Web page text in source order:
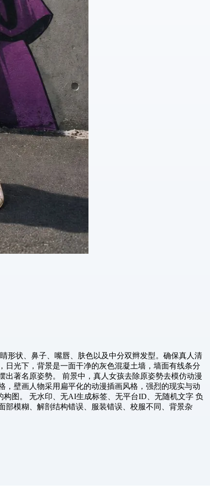
形状、鼻子、嘴唇、肤色以及中分双辫发型。确保真人清
光下，背景是一面干净的灰色混凝土墙，墙面有线条分
著名原姿勢。 前景中，真人女孩去除原姿勢去模仿动漫
壁画人物采用扁平化的动漫插画风格，强烈的现实与动
图。 无水印、无AI生成标签、无平台ID、无随机文字 负
部模糊、解剖结构错误、服装错误、校服不同、背景杂